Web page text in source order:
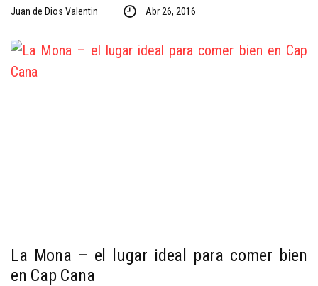
Juan de Dios Valentin Abr 26, 2016
La Mona – el lugar ideal para comer bien
en Cap Cana